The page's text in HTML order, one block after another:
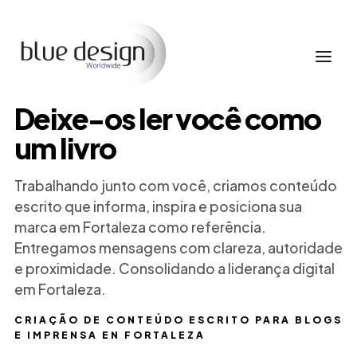
CRIAÇÃO DE CONTEÚDO ESCRITO PARA BLOGS
E IMPRENSA EN FORTALEZA
Deixe-os ler você como
um livro
Trabalhando junto com você, criamos conteúdo
escrito que informa, inspira e posiciona sua
marca em Fortaleza como referência.
Entregamos mensagens com clareza, autoridade
e proximidade. Consolidando a liderança digital
em Fortaleza.